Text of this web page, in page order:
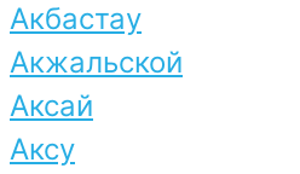
Акбастау
Акжальской
Аксай
Аксу